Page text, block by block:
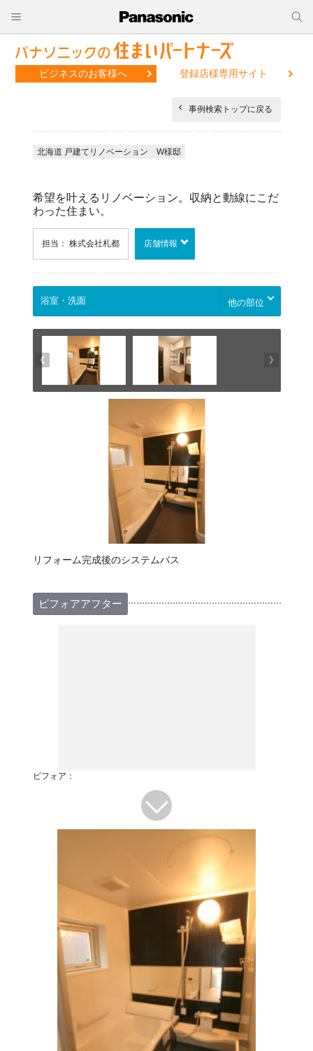
ビジネスのお客様へ 登録店様専用サイト
事例検索トップに戻る
北海道 戸建てリノベーション W様邸
希望を叶えるリノベーション。収納と動線にこだ
わった住まい。
担当： 株式会社札都 店舗情報
他の部位
リフォーム完成後のシステムバス
ビフォアアフター
ビフォア：